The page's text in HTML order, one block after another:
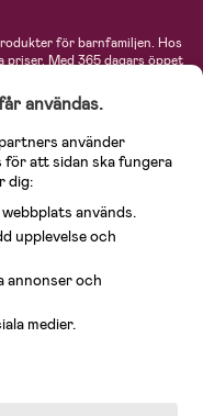
för barnfamiljen. Hos
priser.Med 365 dagars öppet
kläder för barn och
inredning, leksaker,
från välkända
BabyBjörn, Didriksons,
LEGO och många fler.
och babybutik på nätet!
reserverade.
användas.
använder
för att sidan ska fungera
dig:
används.
upplevelse och
annonser och
medier.